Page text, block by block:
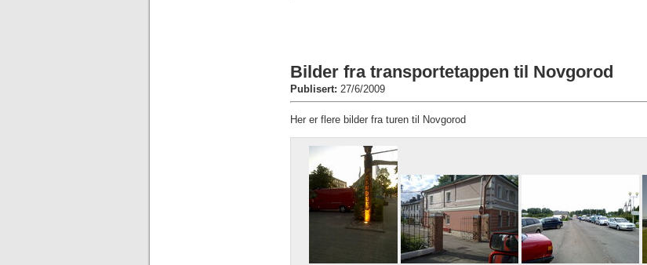
Bilder fra transportetappen til Novgorod
Publisert: 27/6/2009
Her er flere bilder fra turen til Novgorod